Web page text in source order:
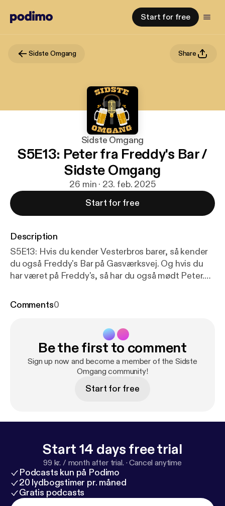
Start for free
Sidste Omgang Share
Sidste Omgang
S5E13: Peter fra Freddy's Bar /
Sidste Omgang
26 min · 23. feb. 2025
Start for free
Description
S5E13: Hvis du kender Vesterbros barer, så kender
du også Freddy's Bar på Gasværksvej. Og hvis du
har været på Freddy's, så har du også mødt Peter.
hvor Freddy's Varde åbner snart.. Hør Peters
podcasten Sidste Omgang - og hvorfor der måske
alligevel kommer flere episoder.... #sidsteomgang
Comments0
Be the first to comment
Sign up now and become a member of the Sidste
Omgang community!
Start for free
Start 14 days free trial
99 kr. / month after trial. ·Cancel anytime
Podcasts kun på Podimo
20 lydbogstimer pr. måned
Gratis podcasts